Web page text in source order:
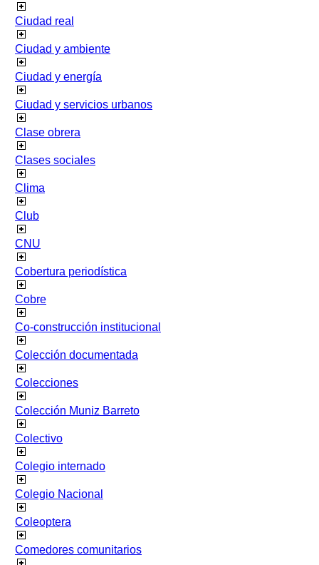
Ciudad real
Ciudad y ambiente
Ciudad y energía
Ciudad y servicios urbanos
Clase obrera
Clases sociales
Clima
Club
CNU
Cobertura periodística
Cobre
Co-construcción institucional
Colección documentada
Colecciones
Colección Muniz Barreto
Colectivo
Colegio internado
Colegio Nacional
Coleoptera
Comedores comunitarios